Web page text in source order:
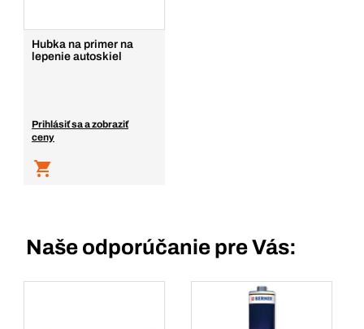
Hubka na primer na
lepenie autoskiel
Prihlásiť sa a zobraziť
ceny
Naše odporúčanie pre Vás: